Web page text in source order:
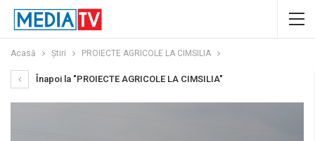
Acasă Știri PROIECTE AGRICOLE LA CIMSILIA
Înapoi la "PROIECTE AGRICOLE LA CIMSILIA"